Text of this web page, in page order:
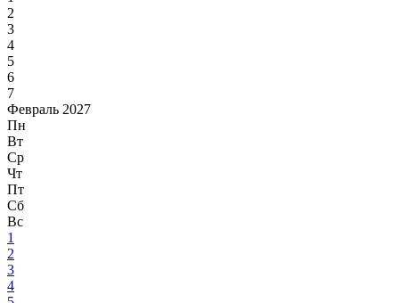
2
3
4
5
6
7
Февраль 2027
Пн
Вт
Ср
Чт
Пт
Сб
Вс
1
2
3
4